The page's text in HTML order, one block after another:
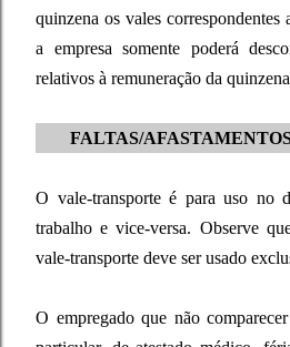
quinzena os vales correspondentes
a empresa somente poderá
relativos à remuneração da
FALTAS/
O vale-transporte é para uso no
trabalho e vice-versa. Observe
vale-transporte deve ser usado
O empregado que não